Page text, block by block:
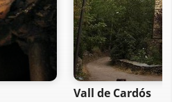
Vall de Cardós